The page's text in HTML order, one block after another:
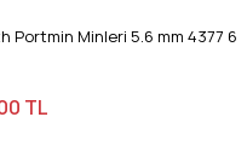
Minleri 5.6 mm 4377 6
TL